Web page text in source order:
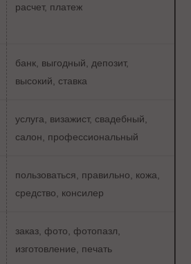
расчет, платеж
банк, выгодный, депозит,
высокий, ставка
услуга, визажист, свадебный,
салон, профессиональный
пользоваться, правильно, кожа,
средство, консилер
заказ, фото, фотопазл,
изготовление, печать